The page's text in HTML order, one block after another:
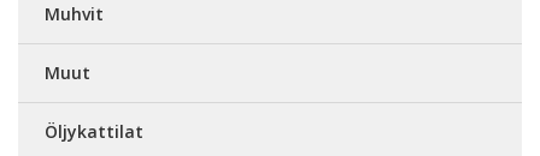
Muhvit
Muut
Öljykattilat